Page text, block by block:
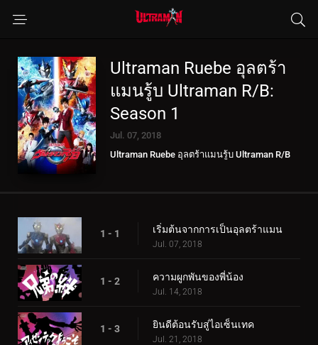
Ultraman Ruebe อุลตร้า
แมนรู้บ Ultraman R/B:
Season 1
Jul. 07, 2018
Ultraman Ruebe อุลตร้าแมนรู้บ Ultraman R/B
1 - 1 เริ่มต้นจากการเป็นอุลตร้าแมน
Jul. 07, 2018
1 - 2 ความผูกพันของพี่น้อง
Jul. 14, 2018
1 - 3 ยินดีต้อนรับสู่ไอเซ็นเทค
Jul. 21, 2018